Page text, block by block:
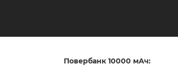
Повербанк 10000 мАч: